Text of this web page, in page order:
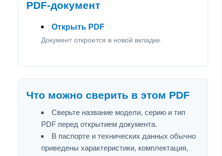
PDF-документ
Открыть PDF
Документ откроется в новой вкладке.
Что можно сверить в этом PDF
Сверьте название модели, серию и тип
PDF перед открытием документа.
В паспорте и технических данных обычно
приведены характеристики, комплектация,